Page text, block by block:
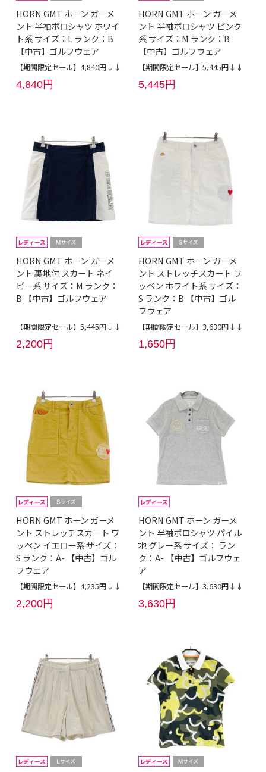
HORN GMT ホーン ガーメ
ント 半袖ポロシャツ ホワイ
ト系 サイズ：L ランク：B
【中古】ゴルフウェア
【期間限定セール】4,840円↓↓
4,840円
HORN GMT ホーン ガーメ
ント 半袖ポロシャツ ピンク
系 サイズ：M ランク：B
【中古】ゴルフウェア
【期間限定セール】5,445円↓↓
5,445円
HORN GMT ホーン ガーメ
ント 裏地付 スカート ネイ
ビー系 サイズ：M ランク：
B 【中古】ゴルフウェア
【期間限定セール】5,445円↓↓
2,200円
HORN GMT ホーン ガーメ
ント ストレッチスカート ワ
ッペン ホワイト系 サイズ：
S ランク：B 【中古】ゴル
フウェア
【期間限定セール】3,630円↓↓
1,650円
HORN GMT ホーン ガーメ
ント ストレッチスカート ワ
ッペン イエロー系 サイズ：
S ランク：A- 【中古】ゴル
フウェア
【期間限定セール】4,235円↓↓
2,200円
HORN GMT ホーン ガーメ
ント 半袖ポロシャツ パイル
地 グレー系 サイズ： ラン
ク：A- 【中古】ゴルフウェ
ア
【期間限定セール】3,630円↓↓
3,630円